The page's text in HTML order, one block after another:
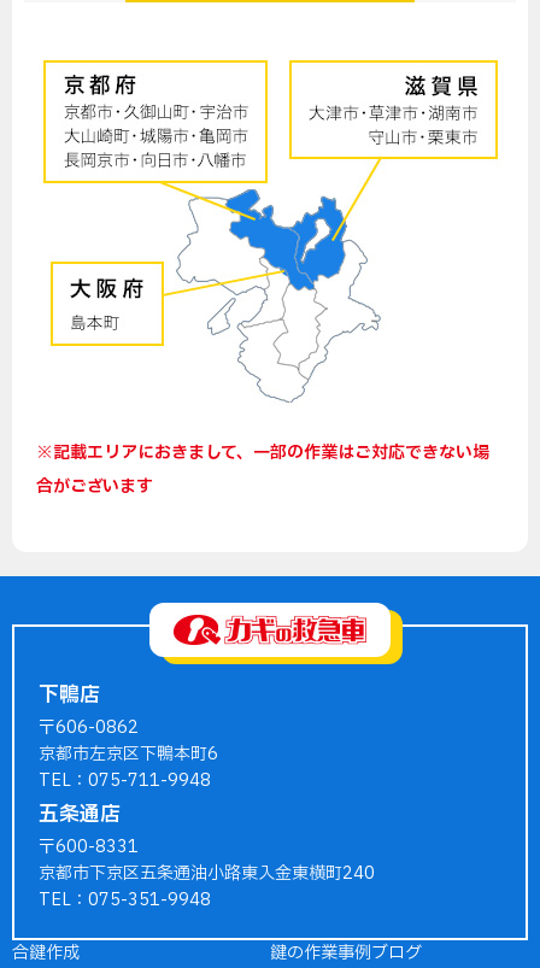
※記載エリアにおきまして、一部の作業はご対応できない場
合がございます
下鴨店
〒606-0862
京都市左京区下鴨本町6
TEL：075-711-9948
五条通店
〒600-8331
京都市下京区五条通油小路東入金東横町240
TEL：075-351-9948
合鍵作成
鍵の作業事例ブログ